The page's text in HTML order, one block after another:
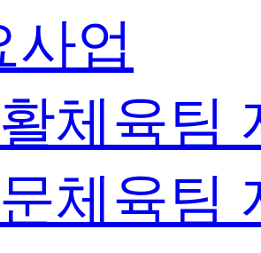
사업
체육팀
체육팀